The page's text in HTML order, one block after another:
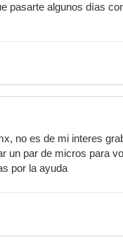
pasarte algunos días
no es de mi interes
un par de micros para
por la ayuda